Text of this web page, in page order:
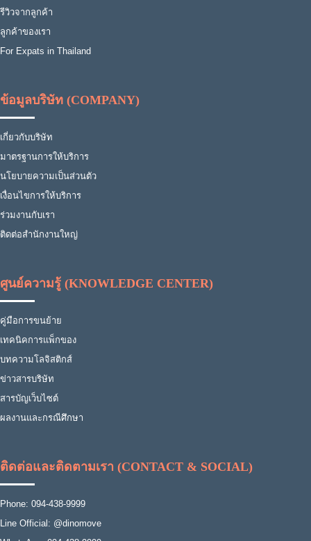
รีวิวจากลูกค้า
ลูกค้าของเรา
For Expats in Thailand
ข้อมูลบริษัท (COMPANY)
เกี่ยวกับบริษัท
มาตรฐานการให้บริการ
นโยบายความเป็นส่วนตัว
เงื่อนไขการให้บริการ
ร่วมงานกับเรา
ติดต่อสำนักงานใหญ่
ศูนย์ความรู้ (KNOWLEDGE CENTER)
คู่มือการขนย้าย
เทคนิคการแพ็กของ
บทความโลจิสติกส์
ข่าวสารบริษัท
สารบัญเว็บไซต์
ผลงานและกรณีศึกษา
ติดต่อและติดตามเรา (CONTACT & SOCIAL)
Phone: 094-438-9999
Line Official: @dinomove